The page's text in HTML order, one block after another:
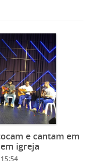
e cantam em
igreja